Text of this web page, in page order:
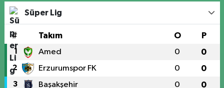
Süper Lig
# Takım O P
1 Amed 0 0
2 Erzurumspor FK 0 0
3 Başakşehir 0 0